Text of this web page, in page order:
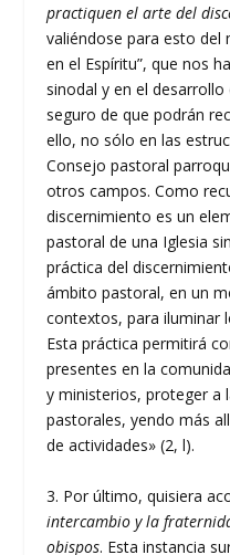
practiquen el arte del
valiéndose para esto del
en el Espíritu”, que nos
sinodal y en el
seguro de que podrán
ello, no sólo en las
Consejo pastoral
otros campos. Como
discernimiento es un
pastoral de una Iglesia
práctica del
ámbito pastoral, en un
contextos, para iluminar
Esta práctica permitirá
presentes en la
y ministerios, proteger a
pastorales, yendo más
de actividades» (2, l).
3. Por último, quisiera
intercambio y la
obispos. Esta instancia